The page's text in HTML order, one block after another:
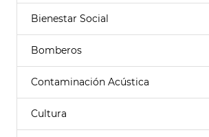
Bienestar Social
Bomberos
Contaminación Acústica
Cultura